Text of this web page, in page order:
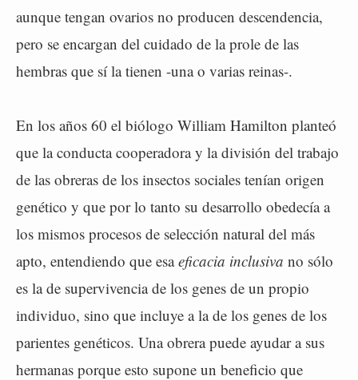
aunque tengan ovarios no producen descendencia,
pero se encargan del cuidado de la prole de las
hembras que sí la tienen -una o varias reinas-.
En los años 60 el biólogo William Hamilton planteó
que la conducta cooperadora y la división del trabajo
de las obreras de los insectos sociales tenían origen
genético y que por lo tanto su desarrollo obedecía a
los mismos procesos de selección natural del más
apto, entendiendo que esaeficacia inclusiva no sólo
es la de supervivencia de los genes de un propio
individuo, sino que incluye a la de los genes de los
parientes genéticos. Una obrera puede ayudar a sus
hermanas porque esto supone un beneficio que